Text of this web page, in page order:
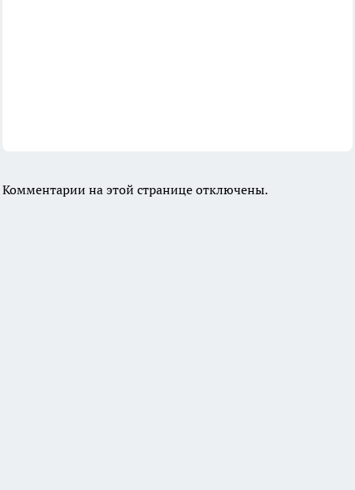
Комментарии на этой странице отключены.